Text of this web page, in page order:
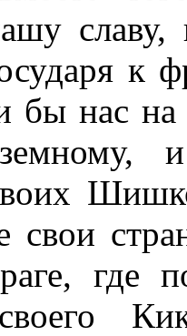
славу,
к
бы нас
свои
где